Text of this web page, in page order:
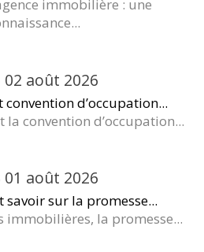
immobilière : une
02 août 2026
d’occupation...
convention d’occupation...
01 août 2026
sur la promesse...
immobilières, la promesse...